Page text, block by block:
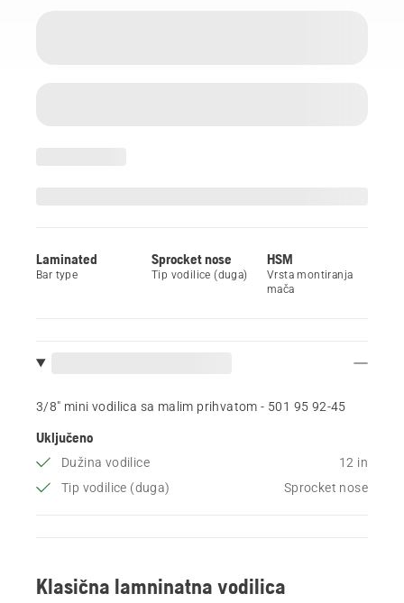
Laminated
Bar type
Sprocket nose
Tip vodilice (duga)
HSM
Vrsta montiranja
mača
3/8" mini vodilica sa malim prihvatom - 501 95 92‑45
Uključeno
Dužina vodilice
12 in
Tip vodilice (duga)
Sprocket nose
Klasična lamninatna vodilica